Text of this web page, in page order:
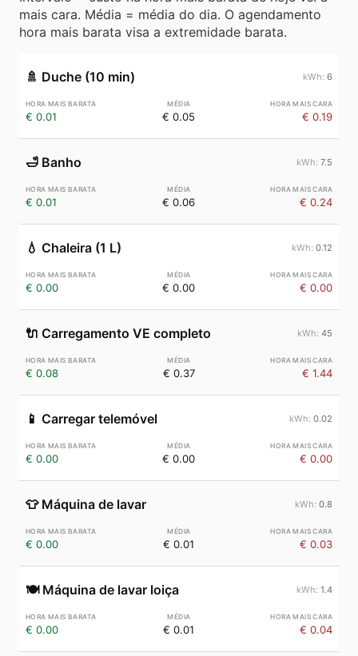
mais cara. Média = média do dia. O agendamento
hora mais barata visa a extremidade barata.
🚿 Duche (10 min) 6
€ 0.01 € 0.05 € 0.19
🛁 Banho 7.5
€ 0.01 € 0.06 € 0.24
💧 Chaleira (1 L) 0.12
€ 0.00 € 0.00 € 0.00
🔌 Carregamento VE completo 45
€ 0.08 € 0.37 € 1.44
📱 Carregar telemóvel 0.02
€ 0.00 € 0.00 € 0.00
👕 Máquina de lavar 0.8
€ 0.00 € 0.01 € 0.03
🍽️ Máquina de lavar loiça 1.4
€ 0.00 € 0.01 € 0.04